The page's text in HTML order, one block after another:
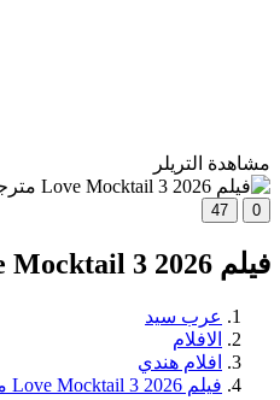
مشاهدة التريلر
0
47
فيلم Love Mocktail 3 2026 مترجم HD
عرب سيد
الافلام
افلام هندي
فيلم Love Mocktail 3 2026 مترجم HD